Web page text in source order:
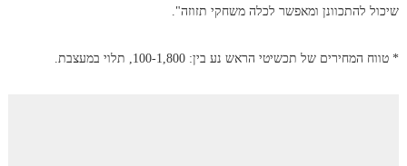
שיכול להתכוונן ומאפשר לכלה משחקי תזוזה".
* טווח המחירים של תכשיטי הראש נע בין: 100-1,800, תלוי במעצבת.